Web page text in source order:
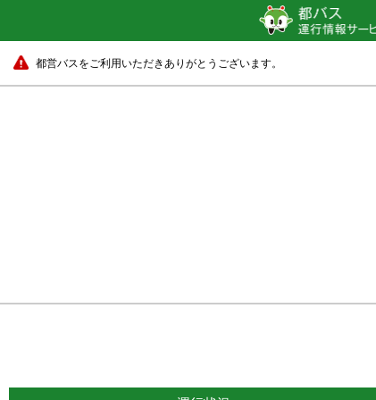
都営バスをご利用いただきありがとうございます。